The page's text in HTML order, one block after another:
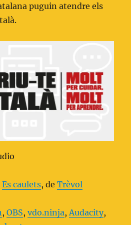
puguin atendre els
Es caulets, deTrèvol
,OBS,vdo.ninja, Audacity,